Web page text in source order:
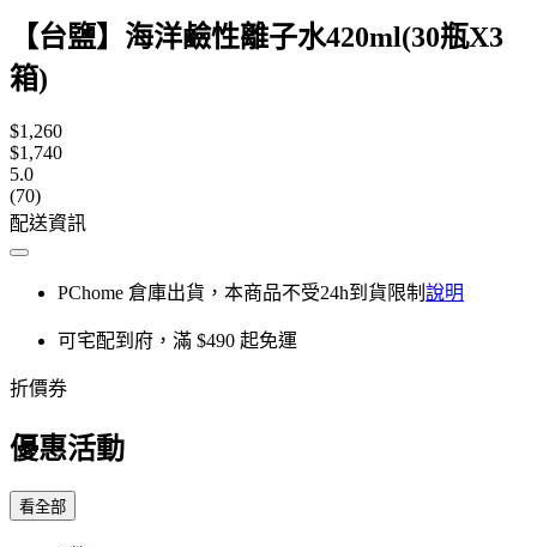
【台鹽】海洋鹼性離子水420ml(30瓶X3
箱)
$1,260
$1,740
5.0
(70)
配送資訊
PChome 倉庫出貨，本商品不受24h到貨限制 說明
可宅配到府，滿 $490 起免運
折價券
優惠活動
看全部